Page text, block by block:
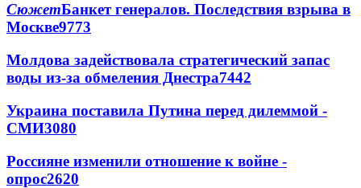
СюжетБанкет генералов. Последствия взрыва в
Москве9773
Молдова задействовала стратегический запас
воды из-за обмеления Днестра7442
Украина поставила Путина перед дилеммой -
СМИ3080
Россияне изменили отношение к войне -
опрос2620